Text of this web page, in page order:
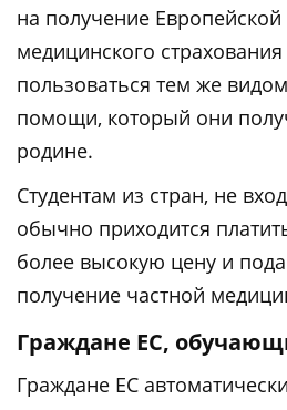
на получение Европейской
медицинского страхования
пользоваться тем же
помощи, который они
родине.
Студентам из стран, не
обычно приходится
более высокую цену и
получение частной
Граждане ЕС,
Граждане ЕС